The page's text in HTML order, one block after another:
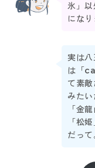
氷」
になり
実は
は「
て素
みたい
「金
「松
だって